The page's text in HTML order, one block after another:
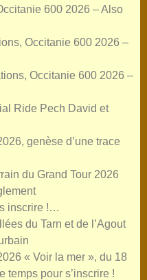
600 2026 – Also
Occitanie 600 2026 –
Occitanie 600 2026 –
Ride Pech David et
genèse d’une trace
du Grand Tour 2026
inscrire !…
du Tarn et de l’Agout
« Voir la mer », du 18
temps pour s’inscrire !